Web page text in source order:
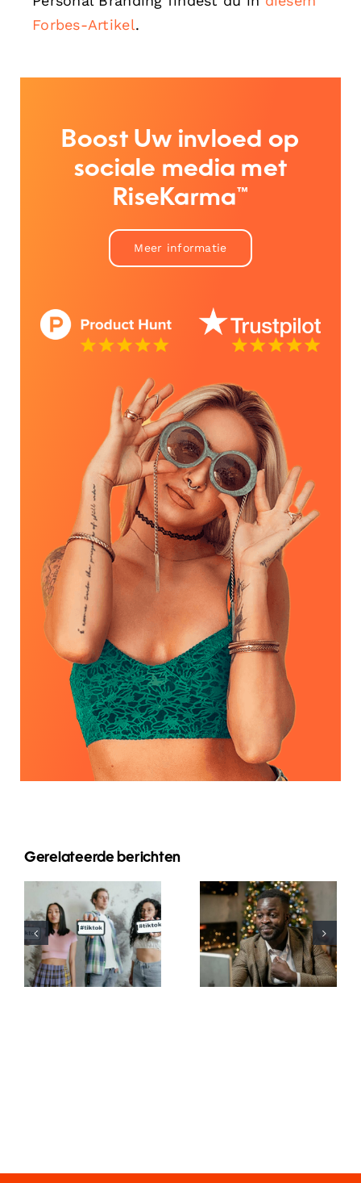
Forbes-Artikel.
Boost Uw invloed op
sociale media met
RiseKarma™
Meer informatie
Gerelateerde berichten
Beste
Video-
Bearbeitungs-
Apps für
TikTok-
Wie man
Follower auf
LinkedIn
verbirgt, um
die
Privatsphäre